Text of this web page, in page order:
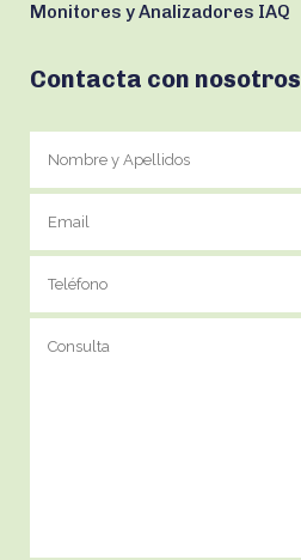
Monitores y Analizadores IAQ
Contacta con nosotros